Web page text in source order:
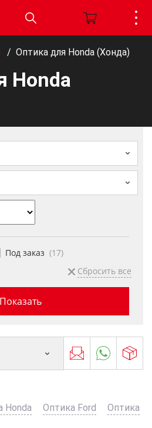
/ Оптика для Honda (Хонда)
Honda
Под заказ (17)
Honda Оптика Ford
Оптика